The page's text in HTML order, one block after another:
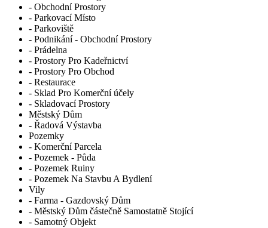
- Obchodní Prostory
- Parkovací Místo
- Parkoviště
- Podnikání - Obchodní Prostory
- Prádelna
- Prostory Pro Kadeřnictví
- Prostory Pro Obchod
- Restaurace
- Sklad Pro Komerční účely
- Skladovací Prostory
Městský Dům
- Řadová Výstavba
Pozemky
- Komerční Parcela
- Pozemek - Půda
- Pozemek Ruiny
- Pozemek Na Stavbu A Bydlení
Vily
- Farma - Gazdovský Dům
- Městský Dům částečně Samostatně Stojící
- Samotný Objekt